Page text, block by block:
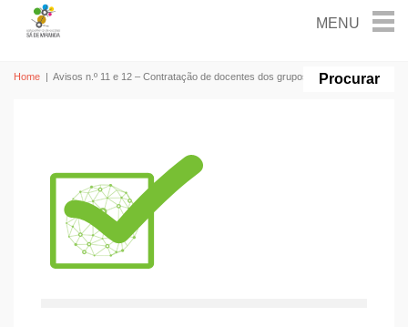
Home | Avisos n.º 11 e 12 – Contratação de docentes dos grupos 520 e 330